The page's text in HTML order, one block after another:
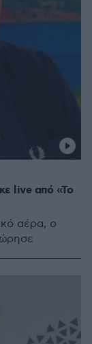
live από «Το
αέρα, ο